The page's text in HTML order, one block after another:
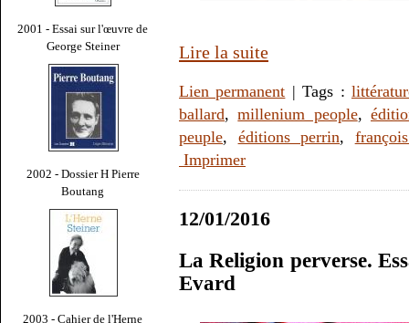
2001 - Essai sur l'œuvre de
George Steiner
2002 - Dossier H Pierre
Boutang
2003 - Cahier de l'Herne
Lire la suite
Lien permanent | Tags :
ballard,millenium people,
peuple, éditions perrin,
Imprimer
12/01/2016
La Religion perverse.
Evard